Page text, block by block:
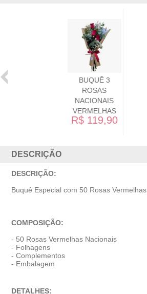
DESCRIÇÃO
DESCRIÇÃO:
Buquê Especial com 50 Rosas Vermelhas
COMPOSIÇÃO:
- 50 Rosas Vermelhas Nacionais
- Folhagens
- Complementos
- Embalagem
DETALHES: